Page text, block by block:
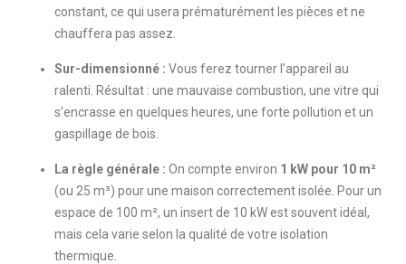
constant, ce qui usera prématurément les pièces et ne
chauffera pas assez.
Sur-dimensionné : Vous ferez tourner l’appareil au
ralenti. Résultat : une mauvaise combustion, une vitre qui
s’encrasse en quelques heures, une forte pollution et un
gaspillage de bois.
La règle générale : On compte environ 1 kW pour 10 m²
(ou 25 m³) pour une maison correctement isolée. Pour un
espace de 100 m², un insert de 10 kW est souvent idéal,
mais cela varie selon la qualité de votre isolation
thermique.